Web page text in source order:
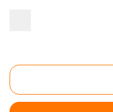
Agencement
Vous envisagez un
vous pour transformer